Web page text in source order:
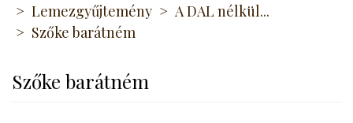
Lemezgyűjtemény
A DAL nélkül...
Szőke barátném
Szőke barátném